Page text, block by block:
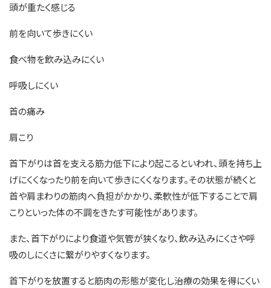
頭が重たく感じる
前を向いて歩きにくい
食べ物を飲み込みにくい
呼吸しにくい
首の痛み
肩こり
首下がりは首を支える筋力低下により起こるといわれ、頭を持ち上
げにくくなったり前を向いて歩きにくくなります。その状態が続くと
首や肩まわりの筋肉へ負担がかかり、柔軟性が低下することで肩
こりといった体の不調をきたす可能性があります。
また、首下がりにより食道や気管が狭くなり、飲み込みにくさや呼
吸のしにくさに繋がりやすくなります。
首下がりを放置すると筋肉の形態が変化し治療の効果を得にくい